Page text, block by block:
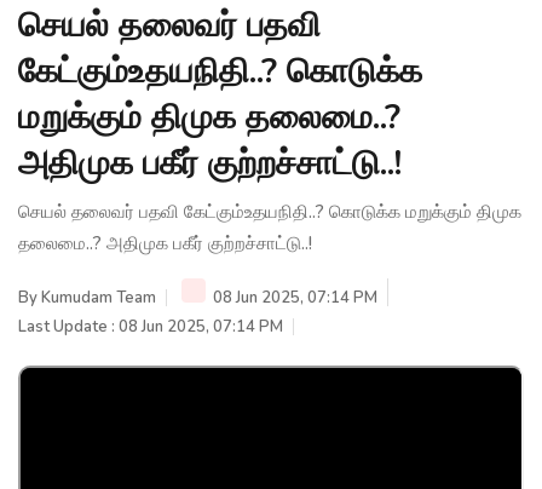
செயல் தலைவர் பதவி
கேட்கும்உதயநிதி..? கொடுக்க
மறுக்கும் திமுக தலைமை..?
அதிமுக பகீர் குற்றச்சாட்டு..!
செயல் தலைவர் பதவி கேட்கும்உதயநிதி..? கொடுக்க மறுக்கும் திமுக
தலைமை..? அதிமுக பகீர் குற்றச்சாட்டு..!
ByKumudam Team
08 Jun 2025, 07:14 PM
Last Update : 08 Jun 2025, 07:14 PM